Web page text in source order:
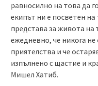
равносилно на това да
екипът ни е посветен
представа за живота на
ежедневно, че никога не
приятелства и че
изпълнено с щастие и
Мишел Хатиб.